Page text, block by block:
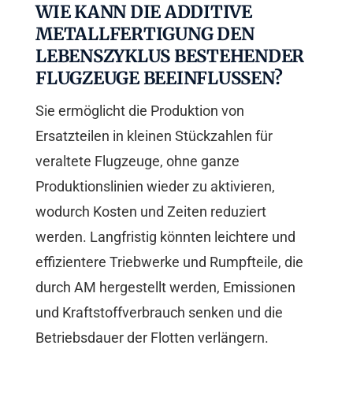
WIE KANN DIE ADDITIVE
METALLFERTIGUNG DEN
LEBENSZYKLUS BESTEHENDER
FLUGZEUGE BEEINFLUSSEN?
Sie ermöglicht die Produktion von
Ersatzteilen in kleinen Stückzahlen für
veraltete Flugzeuge, ohne ganze
Produktionslinien wieder zu aktivieren,
wodurch Kosten und Zeiten reduziert
werden. Langfristig könnten leichtere und
effizientere Triebwerke und Rumpfteile, die
durch AM hergestellt werden, Emissionen
und Kraftstoffverbrauch senken und die
Betriebsdauer der Flotten verlängern.